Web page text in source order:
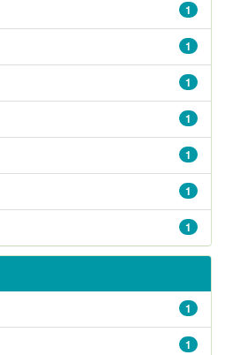
1
1
1
1
1
1
1
1
1